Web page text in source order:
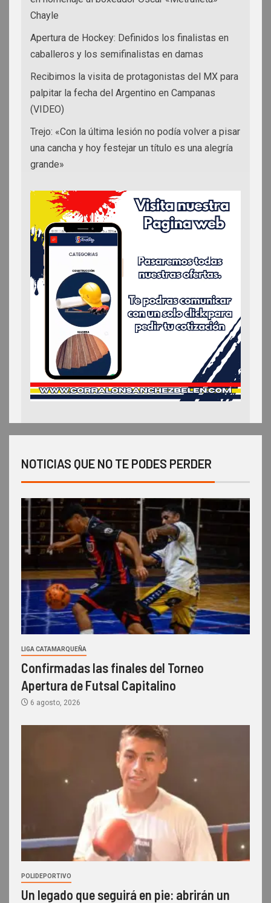
Chayle
Apertura de Hockey: Definidos los finalistas en
caballeros y los semifinalistas en damas
Recibimos la visita de protagonistas del MX para
palpitar la fecha del Argentino en Campanas
(VIDEO)
Trejo: «Con la última lesión no podía volver a pisar
una cancha y hoy festejar un título es una alegría
grande»
NOTICIAS QUE NO TE PODES PERDER
LIGA CATAMARQUEÑA
Confirmadas las finales del Torneo
Apertura de Futsal Capitalino
6 agosto, 2026
POLIDEPORTIVO
Un legado que seguirá en pie: abrirán un